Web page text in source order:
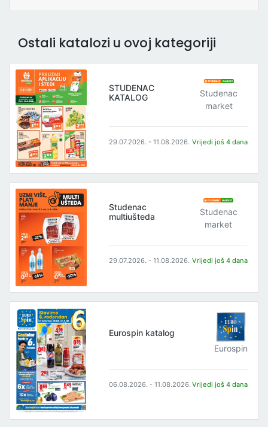
Ostali katalozi u ovoj kategoriji
STUDENAC
KATALOG
Studenac
market
29.07.2026. - 11.08.2026. Vrijedi još 4 dana
Studenac
multiušteda
Studenac
market
29.07.2026. - 11.08.2026. Vrijedi još 4 dana
Eurospin katalog
Eurospin
06.08.2026. - 11.08.2026. Vrijedi još 4 dana